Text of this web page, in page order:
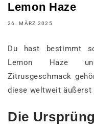
Lemon Haze
26. MÄRZ 2025
Du hast bestimmt
Lemon Haze
Zitrusgeschmack
diese weltweit äußerst
Die